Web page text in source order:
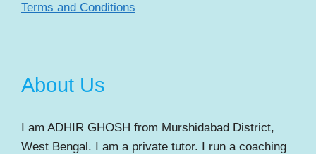
Terms and Conditions
About Us
I am ADHIR GHOSH from Murshidabad District,
West Bengal. I am a private tutor. I run a coaching